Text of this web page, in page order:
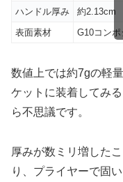
ハンドル厚み
約2.13cm
表面素材
G10コン
数値上では約7gの軽
ケットに装着してみ
ら不思議です。
厚みが数ミリ増した
り、プライヤーで固